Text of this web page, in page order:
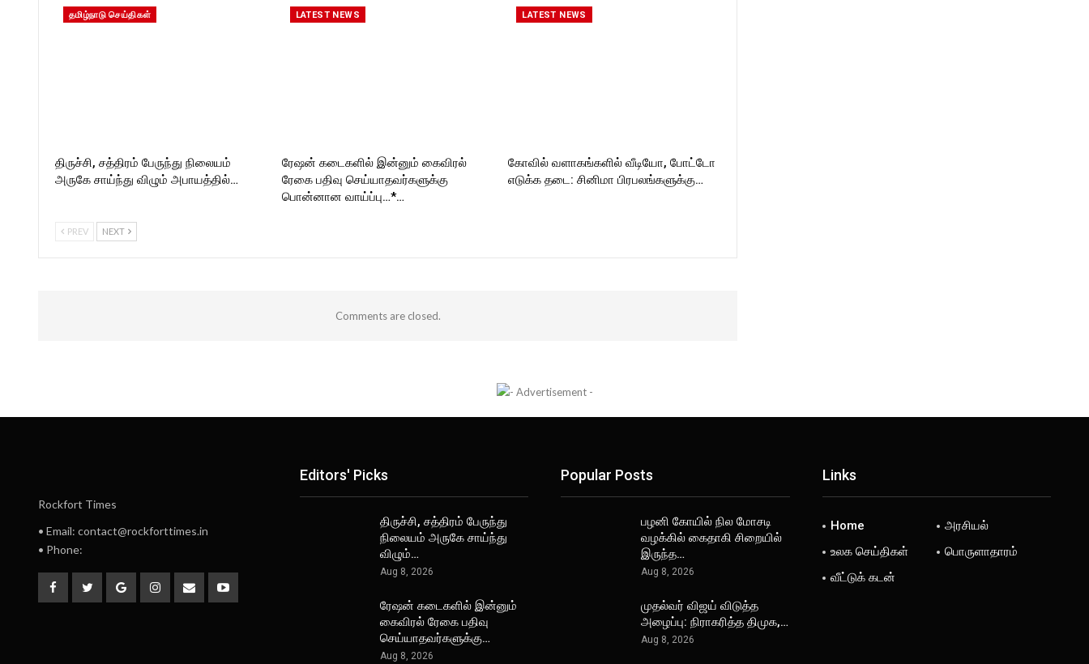
தமிழ்நாடு செய்திகள்
திருச்சி, சத்திரம் பேருந்து நிலையம்
அருகே சாய்ந்து விழும் அபாயத்தில்…
LATEST NEWS
ரேஷன் கடைகளில் இன்னும் கைவிரல்
ரேகை பதிவு செய்யாதவர்களுக்கு
பொன்னான வாய்ப்பு…*…
LATEST NEWS
கோவில் வளாகங்களில் வீடியோ, போட்டோ
எடுக்க தடை: சினிமா பிரபலங்களுக்கு…
PREV NEXT
Comments are closed.
Rockfort Times
• Email: contact@rockforttimes.in
• Phone:
Editors' Picks
திருச்சி, சத்திரம் பேருந்து
நிலையம் அருகே சாய்ந்து
விழும்…
Aug 8, 2026
ரேஷன் கடைகளில் இன்னும்
கைவிரல் ரேகை பதிவு
செய்யாதவர்களுக்கு…
Aug 8, 2026
Popular Posts
பழனி கோயில் நில மோசடி
வழக்கில் கைதாகி சிறையில்
இருந்த…
Aug 8, 2026
முதல்வர் விஜய் விடுத்த
அழைப்பு: நிராகரித்த திமுக,…
Aug 8, 2026
Links
Home
அரசியல்
உலக செய்திகள்
பொருளாதாரம்
வீட்டுக் கடன்